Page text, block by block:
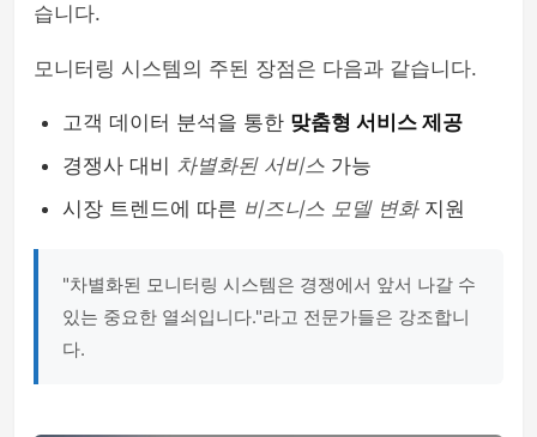
습니다.
모니터링 시스템의 주된 장점은 다음과 같습니다.
고객 데이터 분석을 통한 맞춤형 서비스 제공
경쟁사 대비 차별화된 서비스 가능
시장 트렌드에 따른 비즈니스 모델 변화지원
"차별화된 모니터링 시스템은 경쟁에서 앞서 나갈 수
있는 중요한 열쇠입니다."라고 전문가들은 강조합니
다.